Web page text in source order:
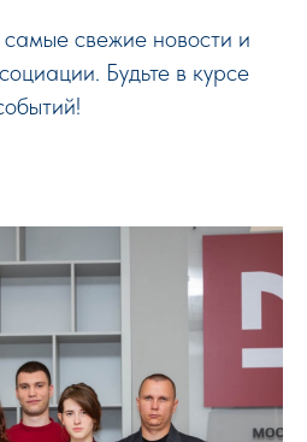
свежие новости и
Будьте в курсе